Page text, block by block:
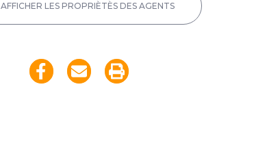
AFFICHER LES PROPRIÈTÈS DES AGENTS